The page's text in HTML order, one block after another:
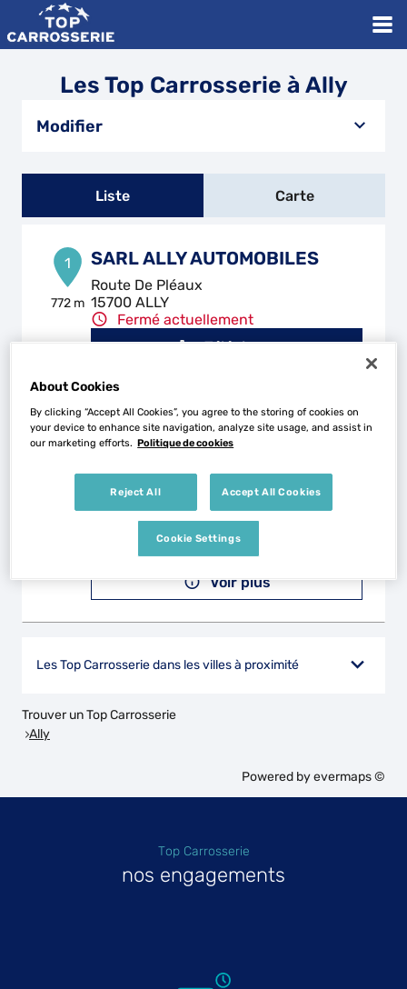
Les Top Carrosserie à Ally
Modifier
Liste Carte
1
772 m
SARL ALLY AUTOMOBILES
Route De Pléaux
15700 ALLY
Fermé actuellement
Téléphone
25 Route de Mauriac
15380 ANGLARDS DE SALERS
Fermé aujourd'hui
Téléphone
Voir plus
Les Top Carrosserie dans les villes à proximité
Trouver un Top Carrosserie
Ally
Powered byevermaps ©
Top Carrosserie
nos engagements
About Cookies
By clicking “Accept All Cookies”, you agree to the storing of cookies on
your device to enhance site navigation, analyze site usage, and assist in
our marketing efforts. Politique de cookies
Reject All Accept All Cookies
Cookie Settings